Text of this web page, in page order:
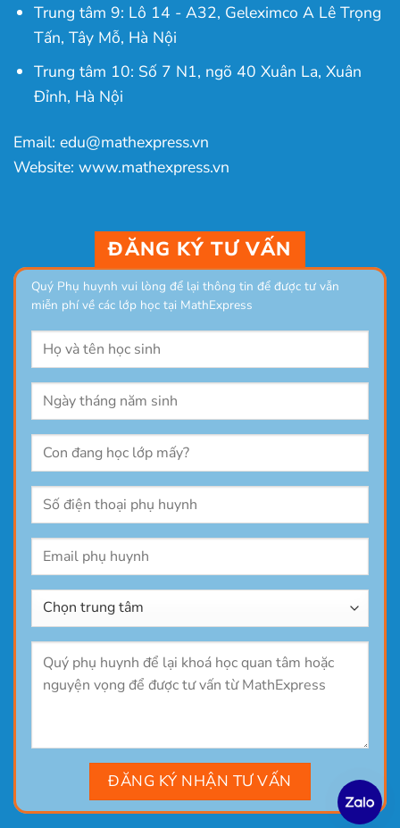
Trung tâm 9: Lô 14 - A32, Geleximco A Lê Trọng
Tấn, Tây Mỗ, Hà Nội
Trung tâm 10: Số 7 N1, ngõ 40 Xuân La, Xuân
Đỉnh, Hà Nội
Email: edu@mathexpress.vn
Website: www.mathexpress.vn
ĐĂNG KÝ TƯ VẤN
Quý Phụ huynh vui lòng để lại thông tin để được tư vẫn
miễn phí về các lớp học tại MathExpress